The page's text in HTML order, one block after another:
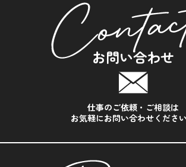
お問い合わせ
仕事のご依頼・ご相談は
お気軽にお問い合わせください